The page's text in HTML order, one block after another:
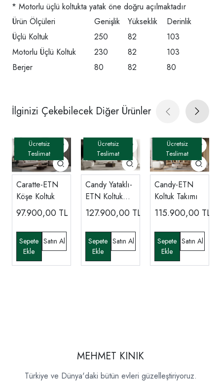
* Motorlu üçlü koltukta yatak öne doğru açılmaktadır
Ürün Ölçüleri
Genişlik Yükseklik
Derinlik
Üçlü Koltuk
250 82
103
Motorlu Üçlü Koltuk
230 82
103
Berjer
80 82 80
İlginizi Çekebilecek Diğer Ürünler
Caratte-ETN
Köşe Koltuk
97.900,00 TL
Candy Yataklı-
ETN Koltuk
Takımı
127.900,00 TL
Candy-ETN
Koltuk Takımı
115.900,00 TL
MEHMET KINIK
Türkiye ve Dünya'daki bütün evleri güzelleştiriyoruz.